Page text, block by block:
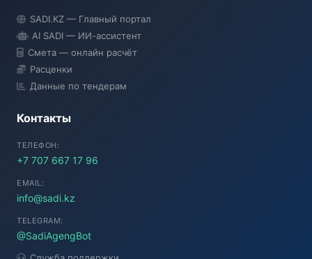
SADI.KZ — Главный портал
AI SADI — ИИ-ассистент
Смета — онлайн расчёт
Расценки
Данные по тендерам
Контакты
ТЕЛЕФОН:
+7 707 667 17 96
EMAIL:
info@sadi.kz
TELEGRAM:
@SadiAgengBot
● Подключение...